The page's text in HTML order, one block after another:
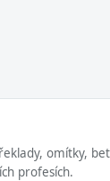
omítky,
profesích.